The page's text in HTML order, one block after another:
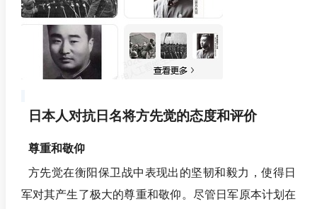
日本人对抗日名将方先觉的态度和评价
尊重和敬仰
方先觉在衡阳保卫战中表现出的坚韧和毅力，使得日
军对其产生了极大的尊重和敬仰。尽管日军原本计划在